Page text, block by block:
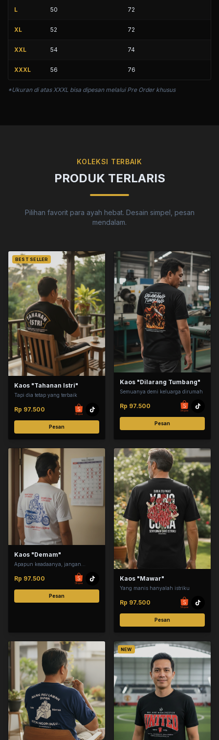
L 50 72
XL 52 72
XXL 54 74
XXXL 56 76
*Ukuran di atas XXXL bisa dipesan melalui Pre Order khusus
KOLEKSI TERBAIK
PRODUK TERLARIS
Pilihan favorit para ayah hebat. Desain simpel, pesan
mendalam.
BEST SELLER
Kaos "Tahanan Istri"
Tapi dia tetap yang terbaik
Rp 97.500
Pesan
Kaos "Dilarang Tumbang"
Semuanya demi keluarga dirumah
Rp 97.500
Pesan
Kaos "Demam"
Apapun keadaanya, jangan
Rp 97.500
Pesan
Kaos "Mawar"
Yang manis hanyalah istriku
Rp 97.500
Pesan
NEW